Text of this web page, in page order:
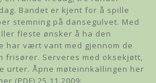
Bandet er kjent for å spille
stemning på dansegulvet. Med
fleste ønsker å ha den
har vært vant med gjennom de
frisører. Serveres med oksekjøtt,
urter. Åpne møteinnkallingen her